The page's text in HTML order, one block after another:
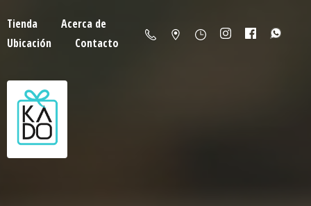
Tienda
Acerca de
Ubicación
Contacto